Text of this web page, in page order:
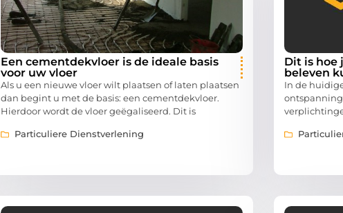
Een cementdekvloer is de ideale basis
voor uw vloer
Als u een nieuwe vloer wilt plaatsen of laten plaatsen
dan begint u met de basis: een cementdekvloer.
Hierdoor wordt de vloer geëgaliseerd. Dit is
Particuliere Dienstverlening
Dit is hoe
beleven
In de